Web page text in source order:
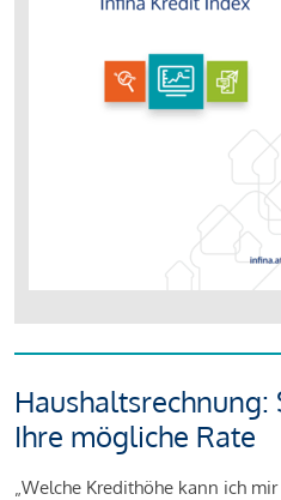
Haushaltsrechnung:
Ihre mögliche Rate
„Welche Kredithöhe kann ich